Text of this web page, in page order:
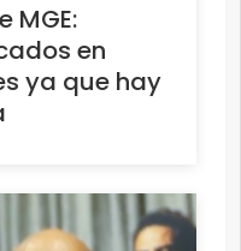
MGE:
en
ya que hay